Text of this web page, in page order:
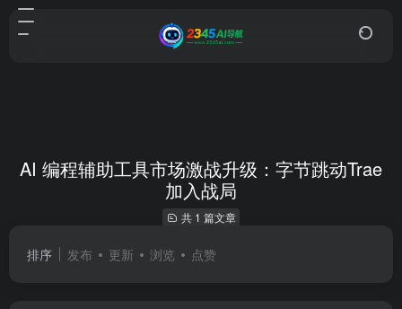
AI 编程辅助工具市场激战升级：字节跳动Trae
加入战局
共 1 篇文章
排序 发布 更新 浏览 点赞